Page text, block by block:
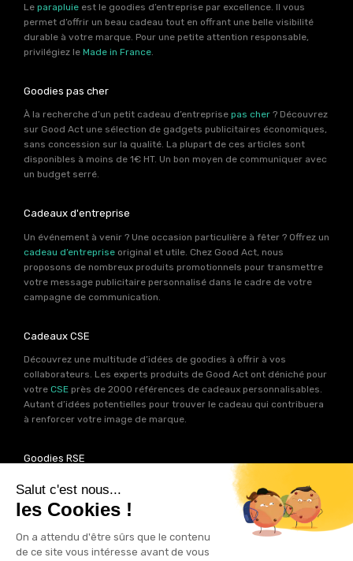
Le parapluie est le goodies d’entreprise par excellence. Il vous
permet d’offrir un beau cadeau tout en offrant une belle visibilité
durable à votre marque. Pour une petite attention responsable,
privilégiez le Made in France.
Goodies pas cher
À la recherche d’un petit cadeau d’entreprise pas cher ? Découvrez
sur Good Act une sélection de gadgets publicitaires économiques,
sans concession sur la qualité. La plupart de ces articles sont
disponibles à moins de 1€ HT. Un bon moyen de communiquer avec
un budget serré.
Cadeaux d'entreprise
Un événement à venir ? Une occasion particulière à fêter ? Offrez un
cadeau d’entreprise original et utile. Chez Good Act, nous
proposons de nombreux produits promotionnels pour transmettre
votre message publicitaire personnalisé dans le cadre de votre
campagne de communication.
Cadeaux CSE
Découvrez une multitude d’idées de goodies à offrir à vos
collaborateurs. Les experts produits de Good Act ont déniché pour
votre CSE près de 2000 références de cadeaux personnalisables.
Autant d’idées potentielles pour trouver le cadeau qui contribuera
à renforcer votre image de marque.
Goodies RSE
Vous souhaitez communiquer en accord avec vos valeurs ? Ca
tombe bien ! Un grand nombre de produits présents sur Good Act
sont fabriqués en France et en Europe.
Notre sélection RSEvous
permet de trouver un goodies parfait pour votre campagne de
communication. Des produits fabriqués avec amour dans de
bonnes conditions et un impact limité sur la planête.